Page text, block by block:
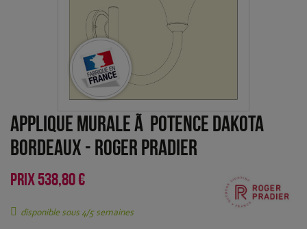
Applique murale Ã potence Dakota
Bordeaux - Roger Pradier
PRIX538,80 €
disponible sous 4/5 semaines